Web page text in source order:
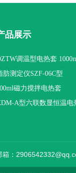
品展示
调温型电热套
肪测定仪SZF-06C型
磁力搅拌电热套
A型六联数显恒温电
箱：